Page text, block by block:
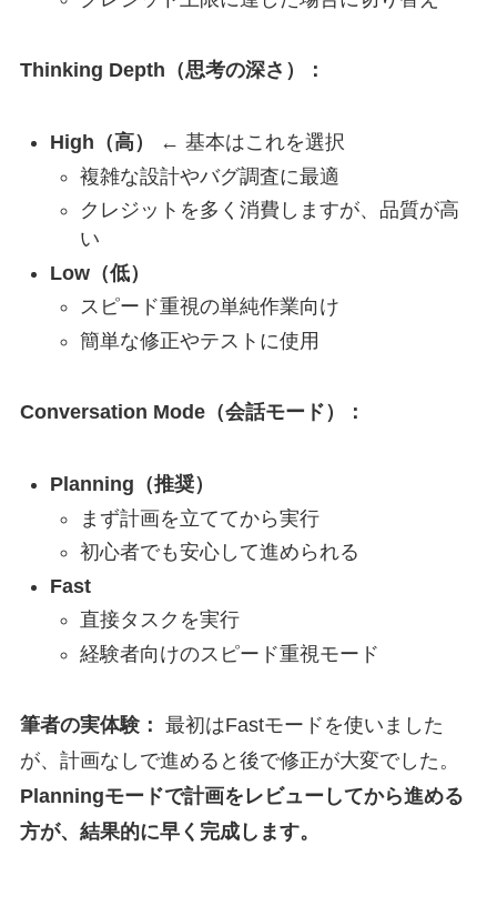
Thinking Depth（思考の深さ）：
High（高）
← 基本はこれを選択
複雑な設計やバグ調査に最適
クレジットを多く消費しますが、品質が高
い
Low（低）
スピード重視の単純作業向け
簡単な修正やテストに使用
Conversation Mode（会話モード）：
Planning（推奨）
まず計画を立ててから実行
初心者でも安心して進められる
Fast
直接タスクを実行
経験者向けのスピード重視モード
筆者の実体験： 最初はFastモードを使いました
が、計画なしで進めると後で修正が大変でした。
Planningモードで計画をレビューしてから進める
方が、結果的に早く完成します。